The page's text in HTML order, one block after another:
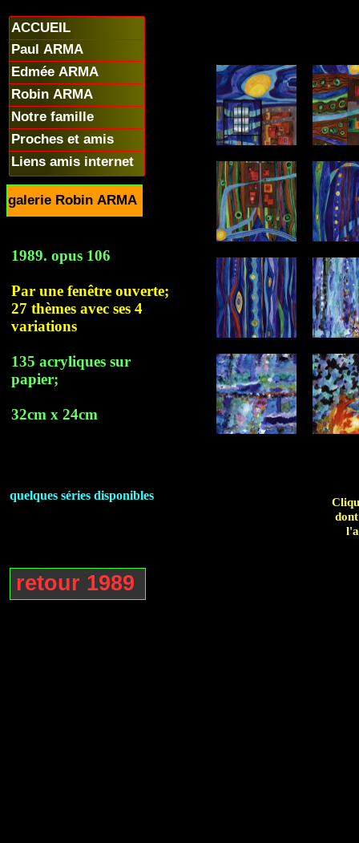
1989. opus 106
Par une fenêtre ouverte;
27 thèmes avec ses 4
variations
135 acryliques sur
papier;
32cm x 24cm
quelques séries disponibles
retour 1989
ACCUEIL
Paul ARMA
Edmée ARMA
Robin ARMA
Notre famille
Proches et amis
Liens amis internet
galerie Robin ARMA